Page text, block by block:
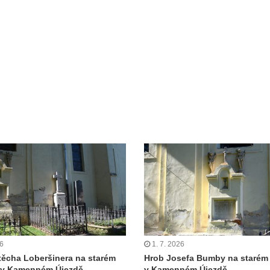
Loberšinera na starém
1. 7. 2026
Hrob Josefa Bumby na